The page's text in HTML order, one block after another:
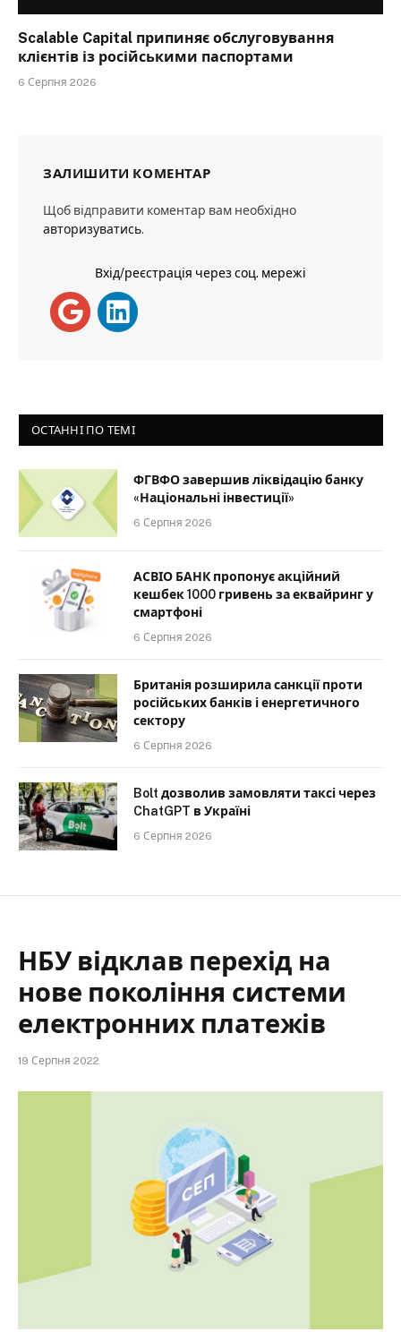
Scalable Capital припиняє обслуговування
клієнтів із російськими паспортами
6 Серпня 2026
ЗАЛИШИТИ КОМЕНТАР
Щоб відправити коментар вам необхідно
авторизуватись.
Вхід/реєстрація через соц. мережі
ОСТАННІ ПО ТЕМІ
ФГВФО завершив ліквідацію банку
«Національні інвестиції»
6 Серпня 2026
АСВІО БАНК пропонує акційний
кешбек 1000 гривень за еквайринг у
смартфоні
6 Серпня 2026
Британія розширила санкції проти
російських банків і енергетичного
сектору
6 Серпня 2026
Bolt дозволив замовляти таксі через
ChatGPT в Україні
6 Серпня 2026
НБУ відклав перехід на
нове покоління системи
електронних платежів
19 Серпня 2022